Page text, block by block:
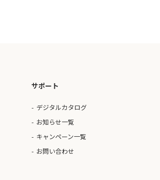
サポート
デジタルカタログ
お知らせ一覧
キャンペーン一覧
お問い合わせ